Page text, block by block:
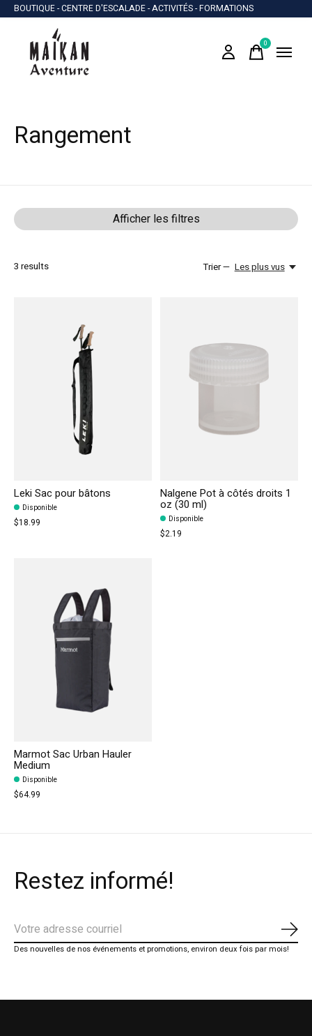
BOUTIQUE - CENTRE D'ESCALADE - ACTIVITÉS - FORMATIONS
0items
Rangement
Afficher les filtres
3 results Trier — Les plus vus
Leki Sac pour bâtons
Disponible
$18.99
Nalgene Pot à côtés droits 1
oz (30 ml)
Disponible
$2.19
Marmot Sac Urban Hauler
Medium
Disponible
$64.99
Restez informé!
Des nouvelles de nos événements et promotions, environ deux fois par mois!